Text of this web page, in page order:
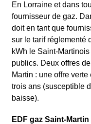
En Lorraine et dans
fournisseur de gaz.
doit en tant que
sur le tarif réglementé
kWh le Saint-
publics. Deux offres
Martin : une offre
trois ans (susceptible
baisse).
EDF gaz Saint-